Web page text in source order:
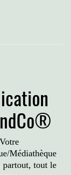
Votre
Médiathèque
partout, tout le